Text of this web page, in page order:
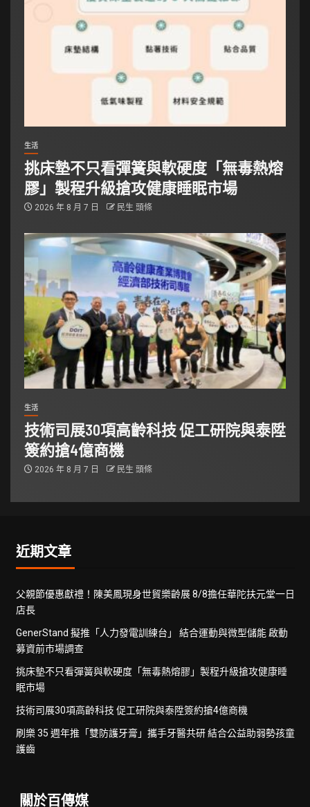
生活
挑床墊不只看彈簧與軟硬度「無毒熱熔
膠」製程升級搶攻健康睡眠市場
2026 年 8 月 7 日 民生 頭條
生活
技術司展30項高齡科技 促工研院與泰陞
簽約搶4億商機
2026 年 8 月 7 日 民生 頭條
近期文章
父親節優惠獻禮！陳美鳳現身世貿樂齡展 8/8擔任華陀扶元堂一日
店長
GenerStand 擬推「人力發電訓練台」 結合運動與微型儲能 啟動
募資前市場調查
挑床墊不只看彈簧與軟硬度「無毒熱熔膠」製程升級搶攻健康睡
眠市場
技術司展30項高齡科技 促工研院與泰陞簽約搶4億商機
刷樂 35 週年推「雙防護牙膏」攜手牙醫共研 結合公益助弱勢孩童
護齒
關於百傳媒